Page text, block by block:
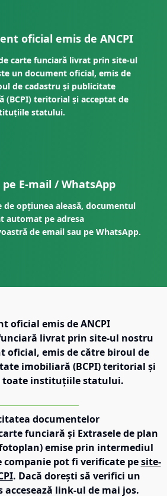
oficial emis de ANCPI
carte funciară livrat prin site-ul
un document oficial, emis de
de cadastru și publicitate
(BCPI) teritorial și acceptat de
statului.
E-mail / WhatsApp
de opțiunea aleasă, documentul
automat pe adresa
de email sau pe WhatsApp.
oficial emis de ANCPI
livrat prin site-ul nostru
oficial, emis de către biroul de
imobiliară (BCPI) teritorial și
toate instituțiile statului.
documentelor
funciară și Extrasele de plan
emise prin intermediul
pot fi verificate pe site-
. Dacă dorești să verifici un
accesează link-ul de mai jos.